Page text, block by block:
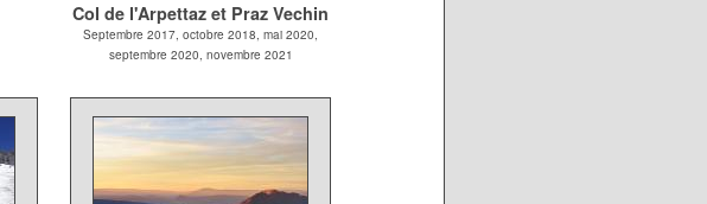
Col de l'Arpettaz et Praz Vechin
Septembre 2017, octobre 2018, mai 2020,
septembre 2020, novembre 2021